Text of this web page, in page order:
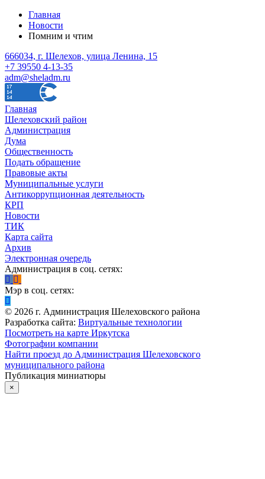
Главная
Новости
Помним и чтим
666034, г. Шелехов, улица Ленина, 15
+7 39550 4-13-35
adm@sheladm.ru
Главная
Шелеховский район
Администрация
Дума
Общественность
Подать обращение
Правовые акты
Муниципальные услуги
Антикоррупционная деятельность
КРП
Новости
ТИК
Карта сайта
Архив
Электронная очередь
Администрация в соц. сетях:
Мэр в соц. сетях:
© 2026 г. Администрация Шелеховского района
Разработка сайта: Виртуальные технологии
Посмотреть на карте Иркутска
Фотографии компании
Найти проезд до Администрация Шелеховского
муниципального района
Публикация миниатюры
×